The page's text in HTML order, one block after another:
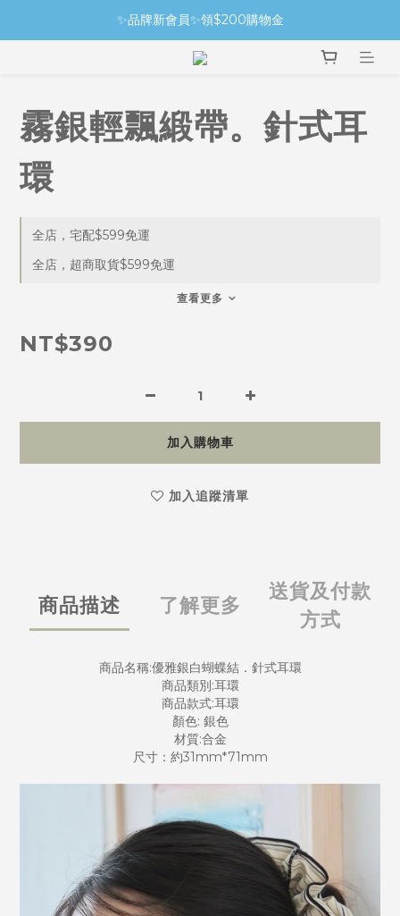
✨品牌新會員✨領$200購物金
霧銀輕飄緞帶。針式耳
環
全店，宅配$599免運
全店，超商取貨$599免運
查看更多
NT$390
加入購物車
加入追蹤清單
商品描述 了解更多
送貨及付款
方式
商品名稱:優雅銀白蝴蝶結．針式耳環
商品類別:耳環
商品款式:耳環
顏色: 銀色
材質:合金
尺寸：約31mm*71mm